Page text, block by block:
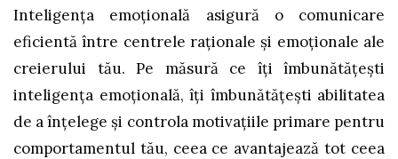
Inteligența emoțională asigură o comunicare
eficientă între centrele raționale și emoționale ale
creierului tău. Pe măsură ce îți îmbunătățești
inteligența emoțională, îți îmbunătățești abilitatea
de a înțelege și controla motivațiile primare pentru
comportamentul tău, ceea ce avantajează tot ceea